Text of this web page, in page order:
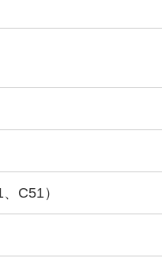
C51）